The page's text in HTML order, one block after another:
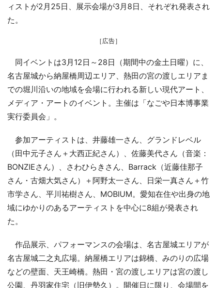
ィストが2月25日、展示会場が3月8日、それぞれ発表され
た。
［広告］
同イベントは3月12日～28日（期間中の金土日曜）に、
名古屋城から納屋橋周辺エリア、熱田の宮の渡しエリアま
での堀川沿いの地域を会場に行われる新しい現代アート、
メディア・アートのイベント。主催は「なごや日本博事業
実行委員会」。
参加アーティストは、井藤雄一さん、グランドレベル
（田中元子さん＋大西正紀さん）、佐藤美代さん（音楽：
BONZIEさん）、さわひらきさん、Barrack（近藤佳那子
さん・古畑大気さん）＋阿野太一さん、日栄一真さん＋竹
市学さん、平川祐樹さん、MOBIUM。愛知在住や出身の地
域にゆかりのあるアーティストを中心に8組が発表され
た。
作品展示、パフォーマンスの会場は、名古屋城エリアが
名古屋城二之丸広場。納屋橋エリアは錦橋、みのりの広場
などの壁面、天王崎橋。熱田・宮の渡しエリアは宮の渡し
公園、丹羽家住宅（旧伊勢久）。開催日に限り、会場間を